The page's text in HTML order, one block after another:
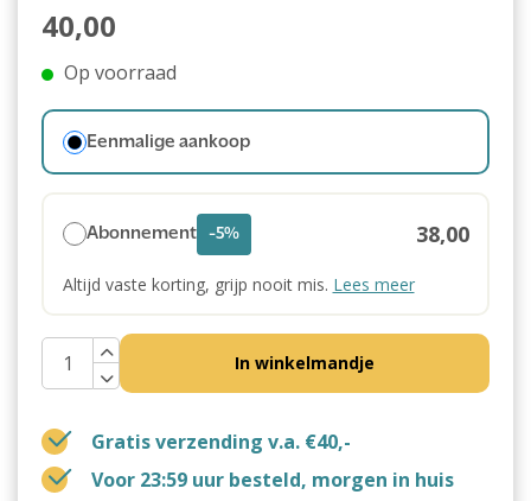
40,00
Op voorraad
Eenmalige aankoop
Abonnement -5% 38,00
Altijd vaste korting, grijp nooit mis. Lees meer
In winkelmandje
Gratis verzending v.a. €40,-
Voor 23:59 uur besteld, morgen in huis